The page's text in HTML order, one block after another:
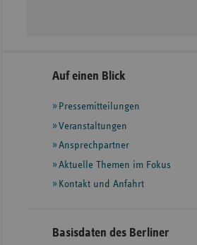
Seitennavigation
Seitenleiste
weiteren
Informationen
Auf einen Blick
Pressemitteilungen
Veranstaltungen
Ansprechpartner
Aktuelle Themen im Fokus
Kontakt und Anfahrt
Basisdaten des Berliner